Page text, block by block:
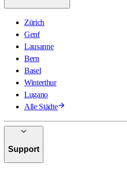
Zürich
Genf
Lausanne
Bern
Basel
Winterthur
Lugano
Alle Städte
Support